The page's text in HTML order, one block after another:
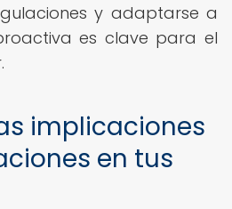
y adaptarse a
es clave para el
implicaciones
en tus